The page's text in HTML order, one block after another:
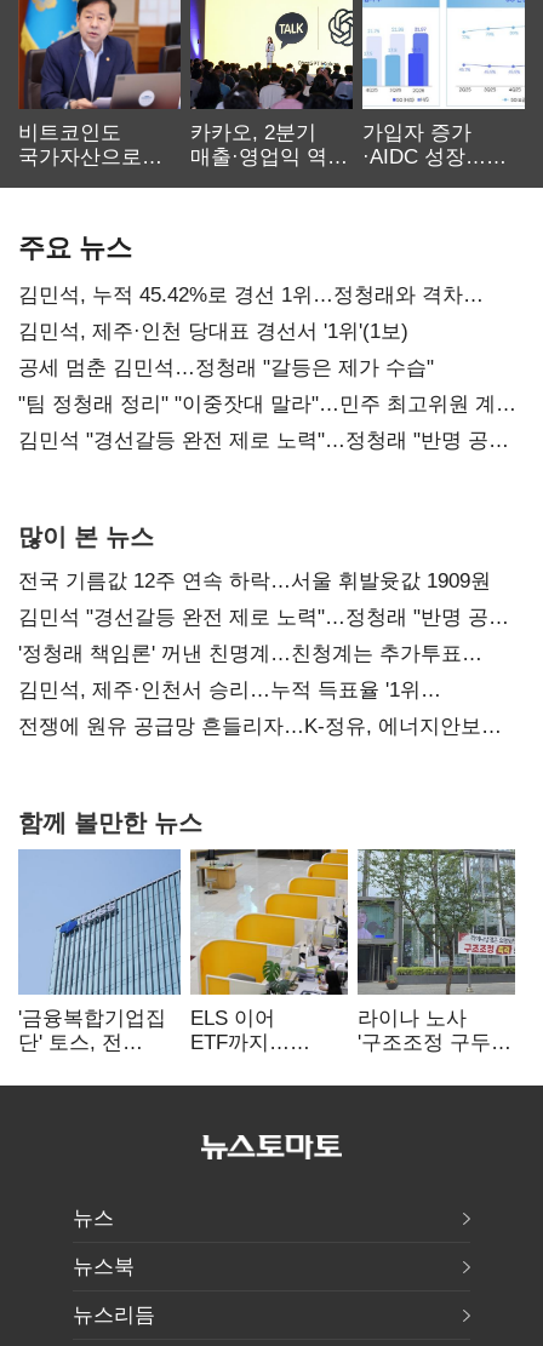
비트코인도
국가자산으로…'
카카오, 2분기
매출·영업익 역대
가입자 증가
·AIDC 성장…
주요 뉴스
김민석, 누적 45.42%로 경선 1위…정청래와 격차
0.86%p(2보)
김민석, 제주·인천 당대표 경선서 '1위'(1보)
공세 멈춘 김민석…정청래 "갈등은 제가 수습"
"팀 정청래 정리" "이중잣대 말라"…민주 최고위원 계파
다툼 격화
김민석 "경선갈등 완전 제로 노력"…정청래 "반명 공세
많이 본 뉴스
전국 기름값 12주 연속 하락…서울 휘발윳값 1909원
김민석 "경선갈등 완전 제로 노력"…정청래 "반명 공세
사과부터"
'정청래 책임론' 꺼낸 친명계…친청계는 추가투표
때리기
김민석, 제주·인천서 승리…누적 득표율 '1위
탈환'(종합)
전쟁에 원유 공급망 흔들리자…K-정유, 에너지안보
함께 볼만한 뉴스
'금융복합기업집
단' 토스, 전
표준화
ELS 이어
ETF까지…
제동 걸린 은행
라이나 노사
'구조조정 구두
뉴스
뉴스북
뉴스리듬